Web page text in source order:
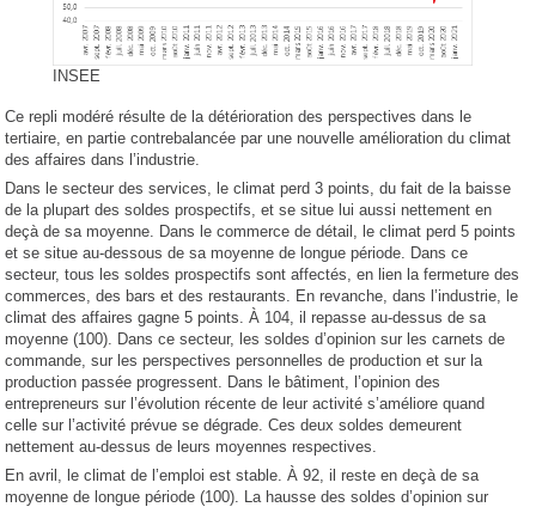
INSEE
Ce repli modéré résulte de la détérioration des perspectives dans le
tertiaire, en partie contrebalancée par une nouvelle amélioration du climat
des affaires dans l’industrie.
Dans le secteur des services, le climat perd 3 points, du fait de la baisse
de la plupart des soldes prospectifs, et se situe lui aussi nettement en
deçà de sa moyenne. Dans le commerce de détail, le climat perd 5 points
et se situe au-dessous de sa moyenne de longue période. Dans ce
secteur, tous les soldes prospectifs sont affectés, en lien la fermeture des
commerces, des bars et des restaurants. En revanche, dans l’industrie, le
climat des affaires gagne 5 points. À 104, il repasse au-dessus de sa
moyenne (100). Dans ce secteur, les soldes d’opinion sur les carnets de
commande, sur les perspectives personnelles de production et sur la
production passée progressent. Dans le bâtiment, l’opinion des
entrepreneurs sur l’évolution récente de leur activité s’améliore quand
celle sur l’activité prévue se dégrade. Ces deux soldes demeurent
nettement au-dessus de leurs moyennes respectives.
En avril, le climat de l’emploi est stable. À 92, il reste en deçà de sa
moyenne de longue période (100). La hausse des soldes d’opinion sur